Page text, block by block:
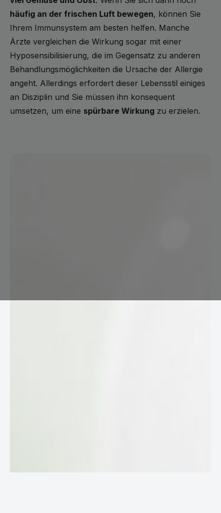
häufig an der frischen Luft bewegen, können Sie
Ihrem Immunsystem am besten helfen. Manche
Ärzte vergleichen die Wirkung sogar mit einer
Hyposensibilisierung, die im Gegensatz zu anderen
Behandlungsmöglichkeiten die Ursache der Allergie
angeht. Allerdings erfordert dieser Lebensstil einiges
an Disziplin und Sie müssen ihn konsequent
umsetzen, um eine spürbare Wirkung zu erzielen.